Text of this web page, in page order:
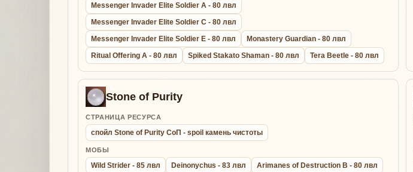
Messenger Invader Elite Soldier A - 80 лвл
Messenger Invader Elite Soldier C - 80 лвл
Messenger Invader Elite Soldier E - 80 лвл
Monastery Guardian - 80 лвл
Ritual Offering A - 80 лвл
Spiked Stakato Shaman - 80 лвл Tera Beetle - 80 лвл
Stone of Purity
СТРАНИЦА РЕСУРСА
спойл Stone of Purity СоП - spoil камень чистоты
МОБЫ
Wild Strider - 85 лвл Deinonychus - 83 лвл
Arimanes of Destruction B - 80 лвл